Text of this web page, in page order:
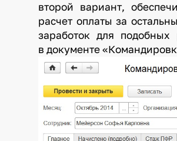
второй вариант,
расчет оплаты за
заработок для подобных
в документе